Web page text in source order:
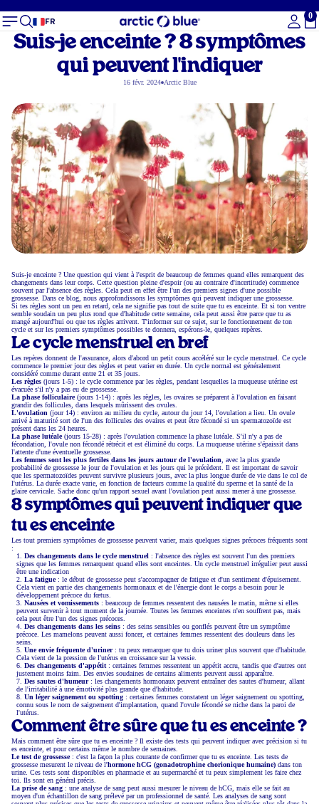
FR
0
Suis-je enceinte ? 8 symptômes
qui peuvent l'indiquer
16 févr. 2024 Arctic Blue
Suis-je enceinte ? Une question qui vient à l'esprit de beaucoup de femmes quand elles remarquent des
changements dans leur corps. Cette question pleine d'espoir (ou au contraire d'incertitude) commence
souvent par l'absence des règles. Cela peut en effet être l'un des premiers signes d'une possible
grossesse. Dans ce blog, nous approfondissons les symptômes qui peuvent indiquer une grossesse.
Si tes règles sont un peu en retard, cela ne signifie pas tout de suite que tu es enceinte. Et si ton ventre
semble soudain un peu plus rond que d'habitude cette semaine, cela peut aussi être parce que tu as
mangé aujourd'hui ou que tes règles arrivent. T'informer sur ce sujet, sur le fonctionnement de ton
cycle et sur les premiers symptômes possibles te donnera, espérons-le, quelques repères.
Le cycle menstruel en bref
Les repères donnent de l'assurance, alors d'abord un petit cours accéléré sur le cycle menstruel. Ce cycle
commence le premier jour des règles et peut varier en durée. Un cycle normal est généralement
considéré comme durant entre 21 et 35 jours.
Les règles (jours 1-5) : le cycle commence par les règles, pendant lesquelles la muqueuse utérine est
évacuée s'il n'y a pas eu de grossesse.
La phase folliculaire(jours 1-14) : après les règles, les ovaires se préparent à l'ovulation en faisant
grandir des follicules, dans lesquels mûrissent des ovules.
L'ovulation (jour 14) : environ au milieu du cycle, autour du jour 14, l'ovulation a lieu. Un ovule
arrivé à maturité sort de l'un des follicules des ovaires et peut être fécondé si un spermatozoïde est
présent dans les 24 heures.
La phase lutéale(jours 15-28) : après l'ovulation commence la phase lutéale. S'il n'y a pas de
fécondation, l'ovule non fécondé rétrécit et est éliminé du corps. La muqueuse utérine s'épaissit dans
l'attente d'une éventuelle grossesse.
Les femmes sont les plus fertiles dans les jours autour de l'ovulation, avec la plus grande
probabilité de grossesse le jour de l'ovulation et les jours qui le précèdent. Il est important de savoir
que les spermatozoïdes peuvent survivre plusieurs jours, avec la plus longue durée de vie dans le col de
l'utérus. La durée exacte varie, en fonction de facteurs comme la qualité du sperme et la santé de la
glaire cervicale. Sache donc qu'un rapport sexuel avant l'ovulation peut aussi mener à une grossesse.
8 symptômes qui peuvent indiquer que
tu es enceinte
Les tout premiers symptômes de grossesse peuvent varier, mais quelques signes précoces fréquents sont
:
Des changements dans le cycle menstruel : l'absence des règles est souvent l'un des premiers
signes que les femmes remarquent quand elles sont enceintes. Un cycle menstruel irrégulier peut aussi
être une indication
La fatigue: le début de grossesse peut s'accompagner de fatigue et d'un sentiment d'épuisement.
Cela vient en partie des changements hormonaux et de l'énergie dont le corps a besoin pour le
développement précoce du fœtus.
Nausées et vomissements : beaucoup de femmes ressentent des nausées le matin, même si elles
peuvent survenir à tout moment de la journée. Toutes les femmes enceintes n'en souffrent pas, mais
cela peut être l'un des signes précoces.
Des changements dans les seins : des seins sensibles ou gonflés peuvent être un symptôme
précoce. Les mamelons peuvent aussi foncer, et certaines femmes ressentent des douleurs dans les
seins.
Une envie fréquente d'uriner: tu peux remarquer que tu dois uriner plus souvent que d'habitude.
Cela vient de la pression de l'utérus en croissance sur la vessie.
Des changements d'appétit: certaines femmes ressentent un appétit accru, tandis que d'autres ont
justement moins faim. Des envies soudaines de certains aliments peuvent aussi apparaître.
Des sautes d'humeur: les changements hormonaux peuvent entraîner des sautes d'humeur, allant
de l'irritabilité à une émotivité plus grande que d'habitude.
Un léger saignement ou spotting : certaines femmes constatent un léger saignement ou spotting,
connu sous le nom de saignement d'implantation, quand l'ovule fécondé se niche dans la paroi de
l'utérus.
Comment être sûre que tu es enceinte ?
Mais comment être sûre que tu es enceinte ? Il existe des tests qui peuvent indiquer avec précision si tu
es enceinte, et pour certains même le nombre de semaines.
Le test de grossesse: c'est la façon la plus courante de confirmer que tu es enceinte. Les tests de
grossesse mesurent le niveau de l'hormone hCG (gonadotrophine chorionique humaine) dans ton
urine. Ces tests sont disponibles en pharmacie et au supermarché et tu peux simplement les faire chez
toi. Ils sont en général précis.
La prise de sang : une analyse de sang peut aussi mesurer le niveau de hCG, mais elle se fait au
moyen d'un échantillon de sang prélevé par un professionnel de santé. Les analyses de sang sont